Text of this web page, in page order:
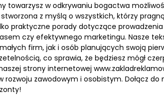
towarzysz w odkrywaniu bogactwa
z myślą o wszystkich, którzy
praktyczne porady dotyczące
czy efektywnego marketingu. Nasze
firm, jak i osób planujących swoją
co sprawia, że będziesz mógł
strony internetowej
zawodowym i osobistym. Dołącz do